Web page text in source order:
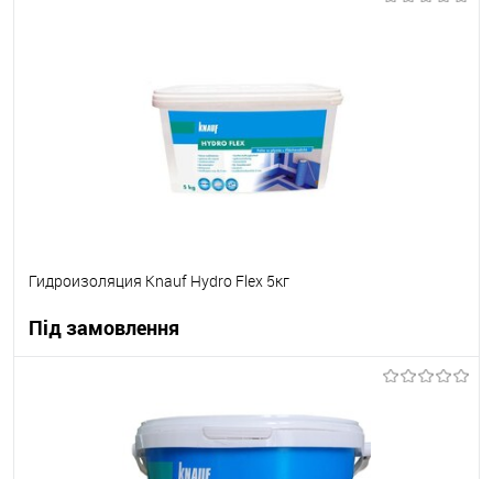
Гидроизоляция Knauf Hydro Flex 5кг
Під замовлення
Під замовлення